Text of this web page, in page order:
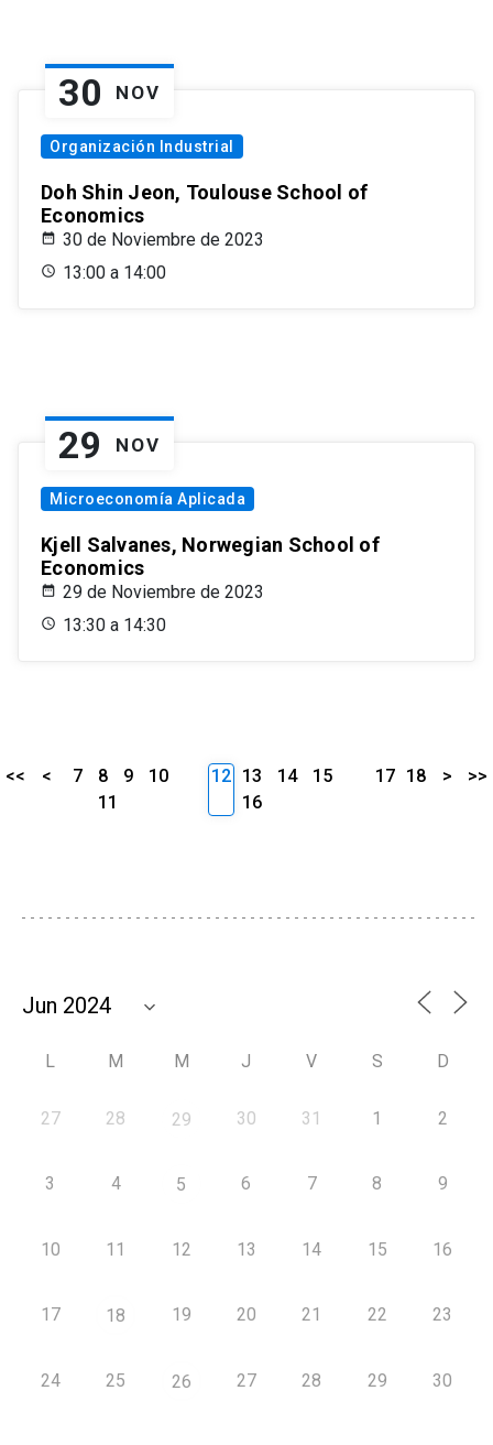
30 NOV
Organización Industrial
Doh Shin Jeon, Toulouse School of
Economics
30 de Noviembre de 2023
13:00 a 14:00
29 NOV
Microeconomía Aplicada
Kjell Salvanes, Norwegian School of
Economics
29 de Noviembre de 2023
13:30 a 14:30
<< < 7 8 9
10
11
12 13 14
15
16
17 18 > >>
L M M J V S D
27 28 29 30 31 1 2
3 4 5 6 7 8 9
10 11 12 13 14 15 16
17 18 19 20 21 22 23
24 25 26 27 28 29 30